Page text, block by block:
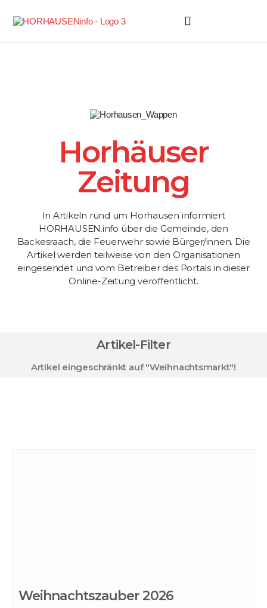
Horhäuser
Zeitung
In Artikeln rund um Horhausen informiert
HORHAUSEN.info über die Gemeinde, den
Backesraach, die Feuerwehr sowie Bürger/innen. Die
Artikel werden teilweise von den Organisationen
eingesendet und vom Betreiber des Portals in dieser
Online-Zeitung veröffentlicht.
Artikel-Filter
Artikel eingeschränkt auf "Weihnachtsmarkt"!
Weihnachtszauber 2026